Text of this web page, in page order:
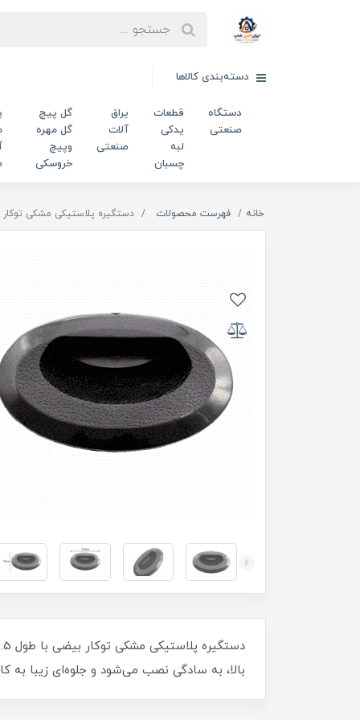
دسته‌بندی کالاها
دستگاه
صنعتی
قطعات
یدکی
لبه
چسبان
یراق
آلات
صنعتی
گل پیچ
گل مهره
وپیچ
خروسکی
خانه فهرست محصولات دستگیره پلاستیکی مشکی توکار بیضی طول 12.5
بالا، به سادگی نصب می‌شود و جلوه‌ای زیبا به